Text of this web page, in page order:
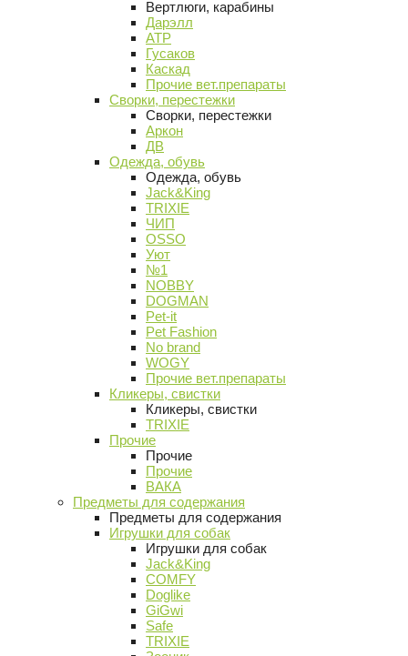
Вертлюги, карабины
Дарэлл
АТР
Гусаков
Каскад
Прочие вет.препараты
Сворки, перестежки
Сворки, перестежки
Аркон
ДВ
Одежда, обувь
Одежда, обувь
Jack&King
TRIXIE
ЧИП
OSSO
Уют
№1
NOBBY
DOGMAN
Pet-it
Pet Fashion
No brand
WOGY
Прочие вет.препараты
Кликеры, свистки
Кликеры, свистки
TRIXIE
Прочие
Прочие
Прочие
ВАКА
Предметы для содержания
Предметы для содержания
Игрушки для собак
Игрушки для собак
Jack&King
COMFY
Doglike
GiGwi
Safe
TRIXIE